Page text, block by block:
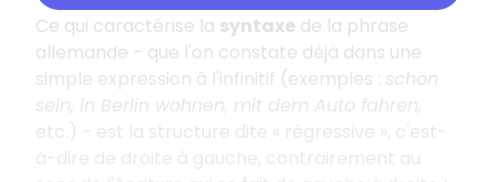
Ce qui caractérise la syntaxe de la phrase
allemande - que l'on constate déjà dans une
simple expression à l'infinitif (exemples : schön
sein, in Berlin wohnen, mit dem Auto fahren,